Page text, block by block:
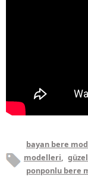
bayan bere
modelleri,
ponponlu bere